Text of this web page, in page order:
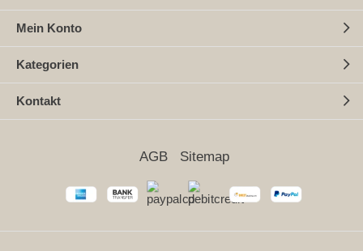
Mein Konto
Kategorien
Kontakt
AGB Sitemap